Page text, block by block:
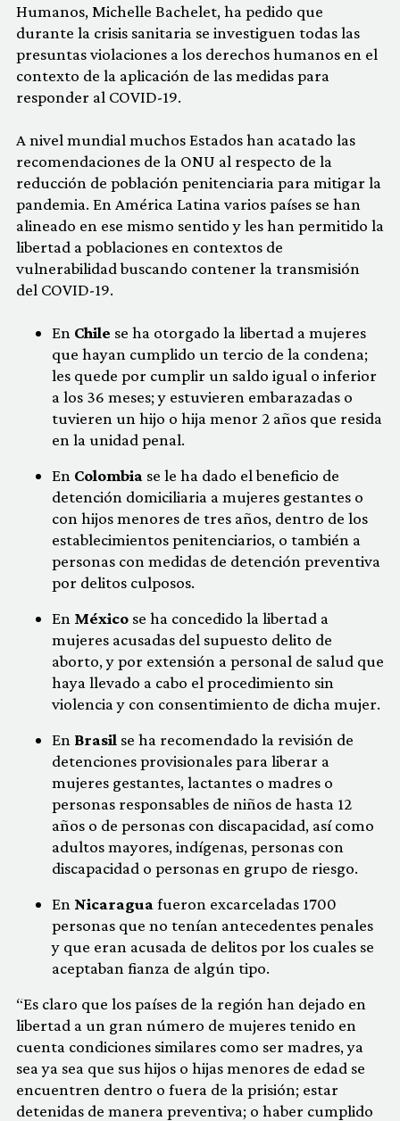
Humanos, Michelle Bachelet, ha pedido que
durante la crisis sanitaria se investiguen todas las
presuntas violaciones a los derechos humanos en el
contexto de la aplicación de las medidas para
responder al COVID-19.
A nivel mundial muchos Estados han acatado las
recomendaciones de la ONU al respecto de la
reducción de población penitenciaria para mitigar la
pandemia. En América Latina varios países se han
alineado en ese mismo sentido y les han permitido la
libertad a poblaciones en contextos de
vulnerabilidad buscando contener la transmisión
del COVID-19.
En Chile se ha otorgado la libertad a mujeres
que hayan cumplido un tercio de la condena;
les quede por cumplir un saldo igual o inferior
a los 36 meses; y estuvieren embarazadas o
tuvieren un hijo o hija menor 2 años que resida
en la unidad penal.
En Colombia se le ha dado el beneficio de
detención domiciliaria a mujeres gestantes o
con hijos menores de tres años, dentro de los
establecimientos penitenciarios, o también a
personas con medidas de detención preventiva
por delitos culposos.
En México se ha concedido la libertad a
mujeres acusadas del supuesto delito de
aborto, y por extensión a personal de salud que
haya llevado a cabo el procedimiento sin
violencia y con consentimiento de dicha mujer.
En Brasil se ha recomendado la revisión de
detenciones provisionales para liberar a
mujeres gestantes, lactantes o madres o
personas responsables de niños de hasta 12
años o de personas con discapacidad, así como
adultos mayores, indígenas, personas con
discapacidad o personas en grupo de riesgo.
En Nicaragua fueron excarceladas 1700
personas que no tenían antecedentes penales
y que eran acusada de delitos por los cuales se
aceptaban fianza de algún tipo.
“Es claro que los países de la región han dejado en
libertad a un gran número de mujeres tenido en
cuenta condiciones similares como ser madres, ya
sea ya sea que sus hijos o hijas menores de edad se
encuentren dentro o fuera de la prisión; estar
detenidas de manera preventiva; o haber cumplido